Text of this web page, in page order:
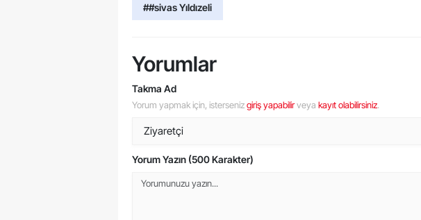
##sivas Yıldızeli
Yorumlar
Takma Ad
Yorum yapmak için, istersenizgiriş yapabilirveya kayıt olabilirsiniz.
Yorum Yazın (500 Karakter)